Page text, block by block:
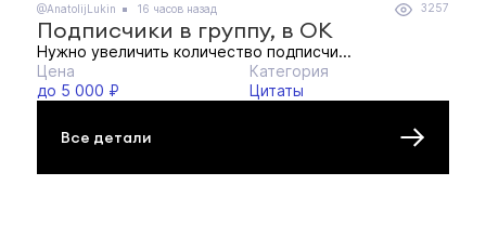
@AnatolijLukin 16 часов назад 3257
Подписчики в группу, в ОК
Нужно увеличить количество подписчи...
Цена
до 5 000 ₽
Категория
Цитаты
Все детали